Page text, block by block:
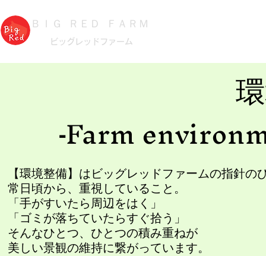
​ＢＩＧ ＲＥＤ ＦＡＲＭ
​ビッグレッドファーム
-Farm
【環境整備】はビッグレッドファームの指針の
常日頃から、重視していること。
「手がすいたら周辺をはく」
「ゴミが落ちていたらすぐ拾う」
そんなひとつ、ひとつの積み重ねが
​美しい景観の維持に繋がっています。